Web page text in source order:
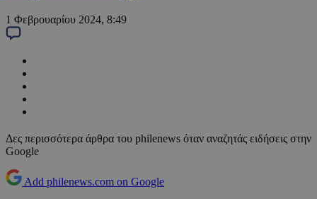
1 Φεβρουαρίου 2024, 8:49
Δες περισσότερα άρθρα του philenews όταν αναζητάς ειδήσεις στην
Google
Add philenews.com on Google